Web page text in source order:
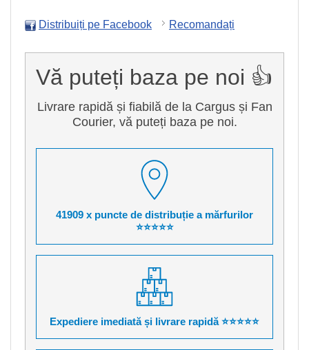
Distribuiți pe Facebook Recomandați
Vă puteți baza pe noi 👍
Livrare rapidă și fiabilă de la Cargus și Fan
Courier, vă puteți baza pe noi.
41909 x puncte de distribuție a mărfurilor
⭐⭐⭐⭐⭐
Expediere imediată și livrare rapidă ⭐⭐⭐⭐⭐